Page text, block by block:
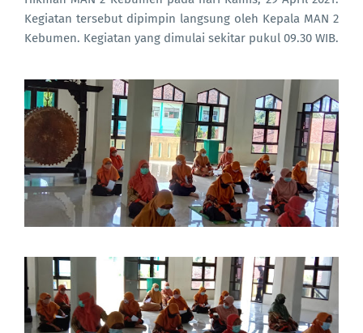
Kegiatan tersebut dipimpin langsung oleh Kepala MAN 2
Kebumen. Kegiatan yang dimulai sekitar pukul 09.30 WIB.